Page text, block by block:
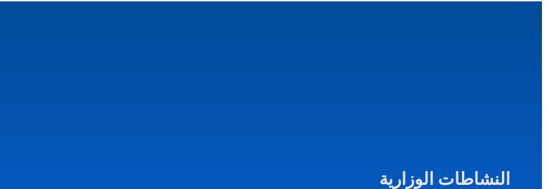
النشاطات الوزارية